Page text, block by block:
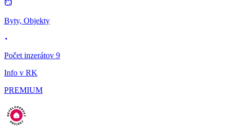
Byty, Objekty
Počet inzerátov 9
Info v RK
PREMIUM